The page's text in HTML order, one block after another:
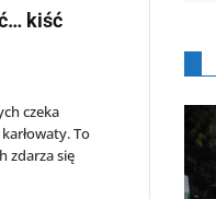
kiść
czeka
To
zdarza się